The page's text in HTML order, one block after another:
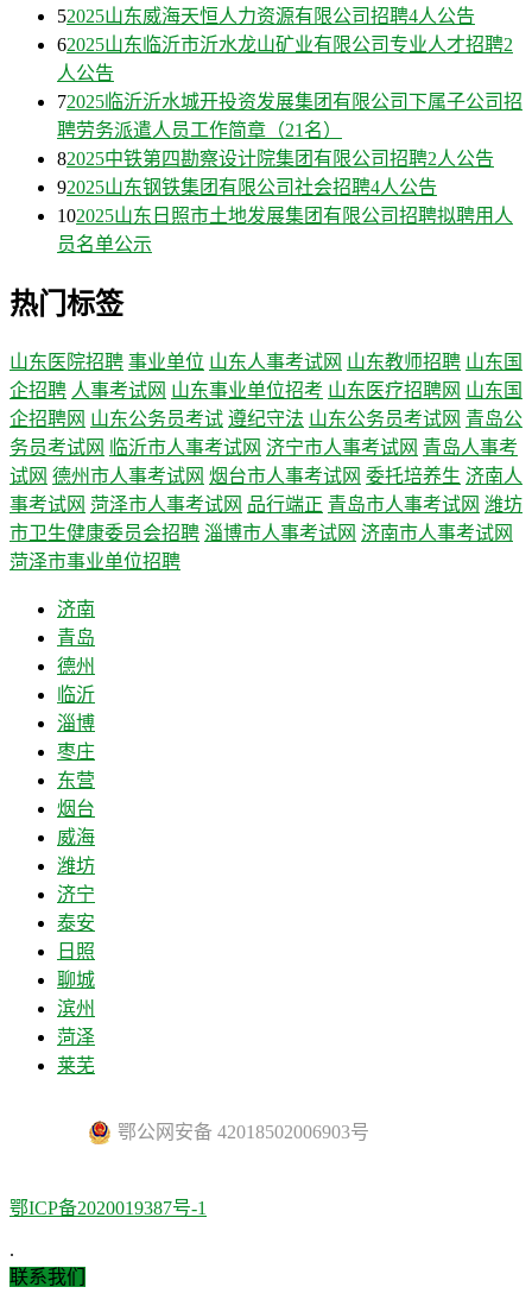
52025山东威海天恒人力资源有限公司招聘4人公告
62025山东临沂市沂水龙山矿业有限公司专业人才招聘2
人公告
72025临沂沂水城开投资发展集团有限公司下属子公司招
聘劳务派遣人员工作简章（21名）
82025中铁第四勘察设计院集团有限公司招聘2人公告
92025山东钢铁集团有限公司社会招聘4人公告
102025山东日照市土地发展集团有限公司招聘拟聘用人
员名单公示
热门标签
山东医院招聘 事业单位 山东人事考试网 山东教师招聘 山东国
企招聘 人事考试网 山东事业单位招考 山东医疗招聘网 山东国
企招聘网 山东公务员考试 遵纪守法 山东公务员考试网 青岛公
务员考试网
临沂市人事考试网 济宁市人事考试网 青岛人事考
试网 德州市人事考试网 烟台市人事考试网 委托培养生 济南人
事考试网 菏泽市人事考试网 品行端正 青岛市人事考试网 潍坊
市卫生健康委员会招聘 淄博市人事考试网 济南市人事考试网
菏泽市事业单位招聘
济南
青岛
德州
临沂
淄博
枣庄
东营
烟台
威海
潍坊
济宁
泰安
日照
聊城
滨州
菏泽
莱芜
鄂公网安备 42018502006903号
鄂ICP备2020019387号-1
.
联系我们